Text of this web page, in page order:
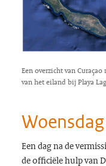
Een overzicht van
van het eiland bij Playa
Een dag na de
de officiële hulp van